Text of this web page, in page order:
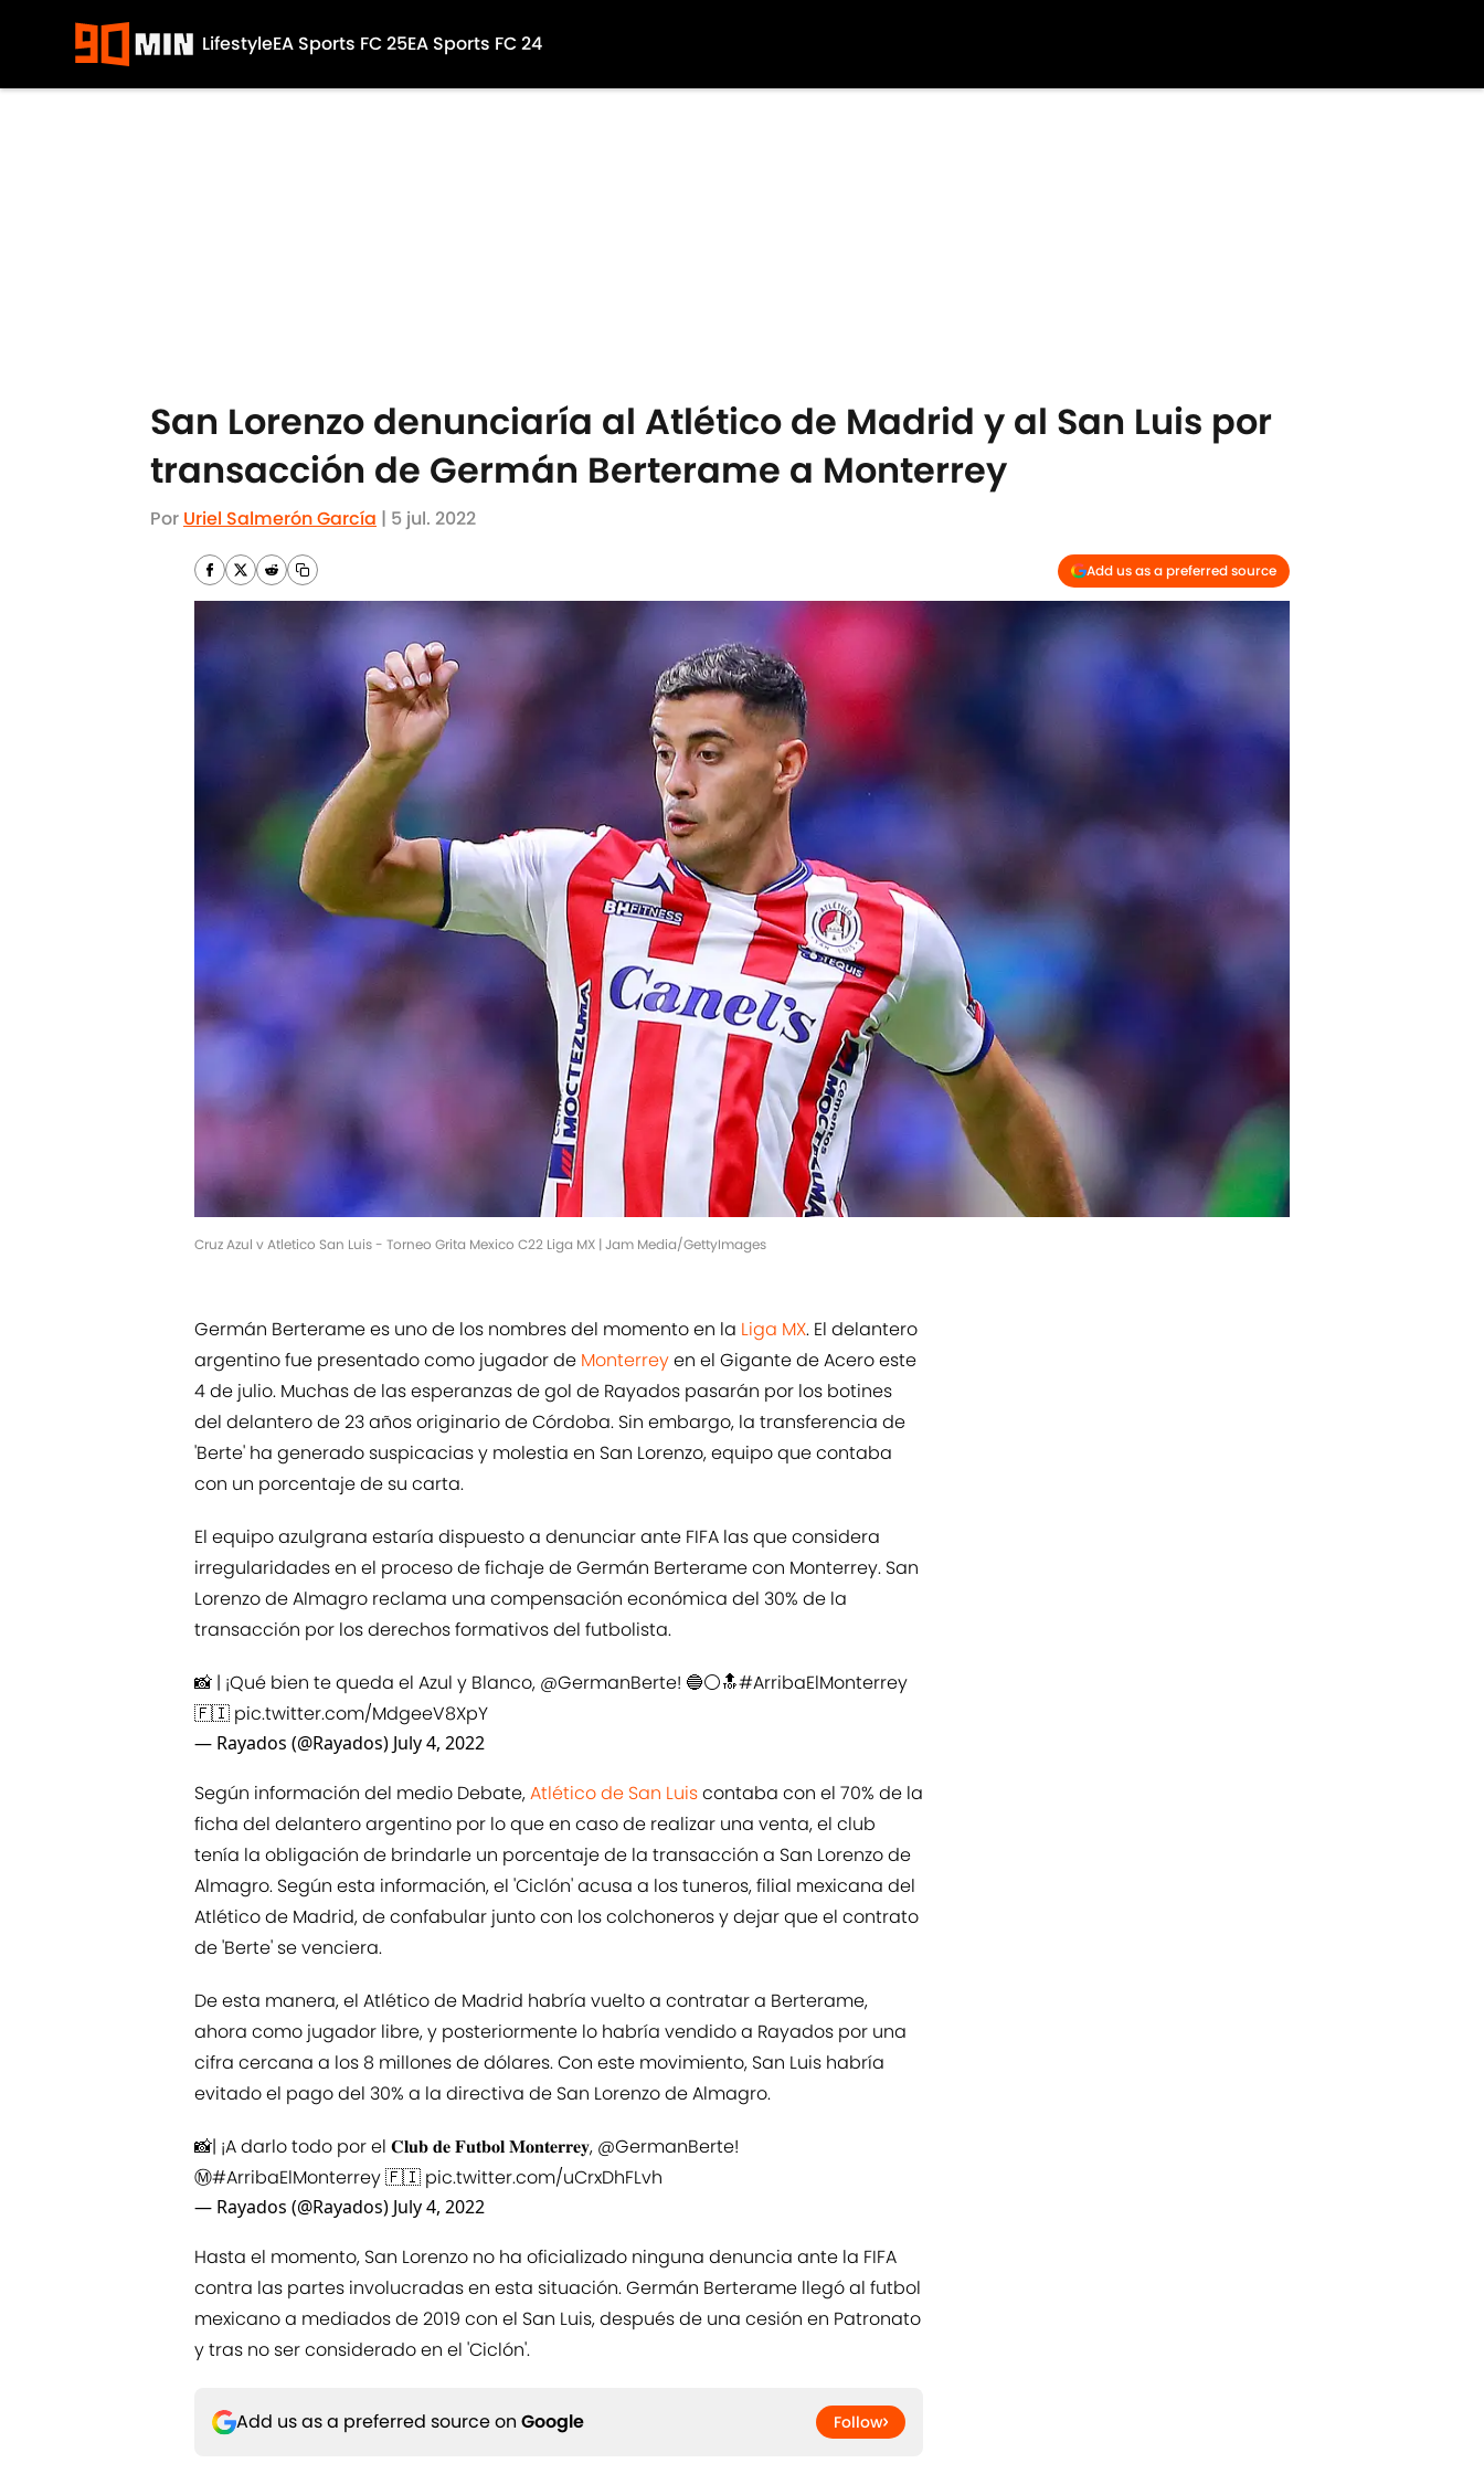
LifestyleEA Sports FC 25EA Sports FC 24
San Lorenzo denunciaría al Atlético de Madrid y al San Luis por
transacción de Germán Berterame a Monterrey
Por Uriel Salmerón García | 5 jul. 2022
Add us as a preferred source
Cruz Azul v Atletico San Luis - Torneo Grita Mexico C22 Liga MX | Jam Media/GettyImages
Germán Berterame es uno de los nombres del momento en la Liga MX. El delantero
argentino fue presentado como jugador de Monterreyen el Gigante de Acero este
4 de julio. Muchas de las esperanzas de gol de Rayados pasarán por los botines
del delantero de 23 años originario de Córdoba. Sin embargo, la transferencia de
'Berte' ha generado suspicacias y molestia en San Lorenzo, equipo que contaba
con un porcentaje de su carta.
El equipo azulgrana estaría dispuesto a denunciar ante FIFA las que considera
irregularidades en el proceso de fichaje de Germán Berterame con Monterrey. San
Lorenzo de Almagro reclama una compensación económica del 30% de la
transacción por los derechos formativos del futbolista.
📸 | ¡Qué bien te queda el Azul y Blanco, @GermanBerte! 🔵⚪🔝#ArribaElMonterrey
🇫🇮 pic.twitter.com/MdgeeV8XpY
— Rayados (@Rayados) July 4, 2022
Según información del medio Debate,Atlético de San Luiscontaba con el 70% de la
ficha del delantero argentino por lo que en caso de realizar una venta, el club
tenía la obligación de brindarle un porcentaje de la transacción a San Lorenzo de
Almagro. Según esta información, el 'Ciclón' acusa a los tuneros, filial mexicana del
Atlético de Madrid, de confabular junto con los colchoneros y dejar que el contrato
de 'Berte' se venciera.
De esta manera, el Atlético de Madrid habría vuelto a contratar a Berterame,
ahora como jugador libre, y posteriormente lo habría vendido a Rayados por una
cifra cercana a los 8 millones de dólares. Con este movimiento, San Luis habría
evitado el pago del 30% a la directiva de San Lorenzo de Almagro.
📸| ¡A darlo todo por el 𝐂𝐥𝐮𝐛 𝐝𝐞 𝐅𝐮𝐭𝐛𝐨𝐥 𝐌𝐨𝐧𝐭𝐞𝐫𝐫𝐞𝐲, @GermanBerte!
Ⓜ️#ArribaElMonterrey🇫🇮 pic.twitter.com/uCrxDhFLvh
— Rayados (@Rayados) July 4, 2022
Hasta el momento, San Lorenzo no ha oficializado ninguna denuncia ante la FIFA
contra las partes involucradas en esta situación. Germán Berterame llegó al futbol
mexicano a mediados de 2019 con el San Luis, después de una cesión en Patronato
y tras no ser considerado en el 'Ciclón'.
Add us as a preferred source on Google Follow